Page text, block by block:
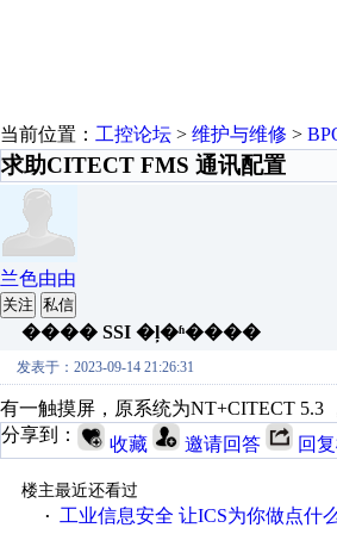
当前位置： 工控论坛 > 维护与维修 >
求助CITECT FMS 通讯配置
兰色由由
关注 私信
���� SSI �ļ�ʱ����
发表于：2023-09-14 21:26:31
有一触摸屏，原系统为NT+CITECT 5.3
分享到：
收藏 邀请回答 回
楼主最近还看过
·
工业信息安全 让ICS为你做点什